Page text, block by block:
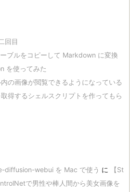
回目
ブルをコピーして Markdown に変換
を使ってみた
の画像が閲覧できるようになっている
得するシェルスクリプトを作ってもら
diffusion-webui を Mac で使う に
【St
で男性や棒人間から美女画像を